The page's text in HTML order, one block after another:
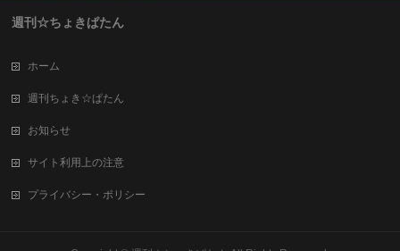
週刊☆ちょきぱたん
ホーム
週刊ちょき☆ぱたん
お知らせ
サイト利用上の注意
プライバシー・ポリシー